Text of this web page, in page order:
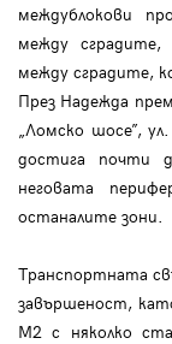
междублокови
между
между сградите,
През Надежда
„Ломско шосе”,
достига почти
неговата
останалите зони.
Транспортната
завършеност,
М2 с няколко